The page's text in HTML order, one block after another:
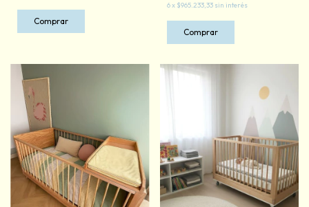
6x $965.233,33 sin interés